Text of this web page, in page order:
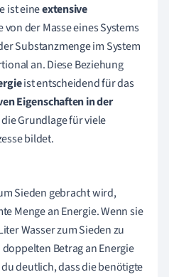
ist eineextensive
von der Masse eines Systems
Substanzmenge im System
an. Diese Beziehung
ist entscheidend für das
Eigenschaften in der
die Grundlage für viele
bildet.
Sieden gebracht wird,
Menge an Energie. Wenn sie
Wasser zum Sieden zu
Betrag an Energie
deutlich, dass die benötigte